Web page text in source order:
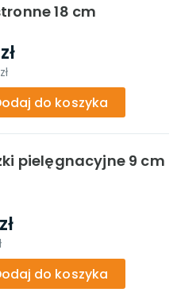
18 cm
do koszyka
pielęgnacyjne 9 cm
do koszyka